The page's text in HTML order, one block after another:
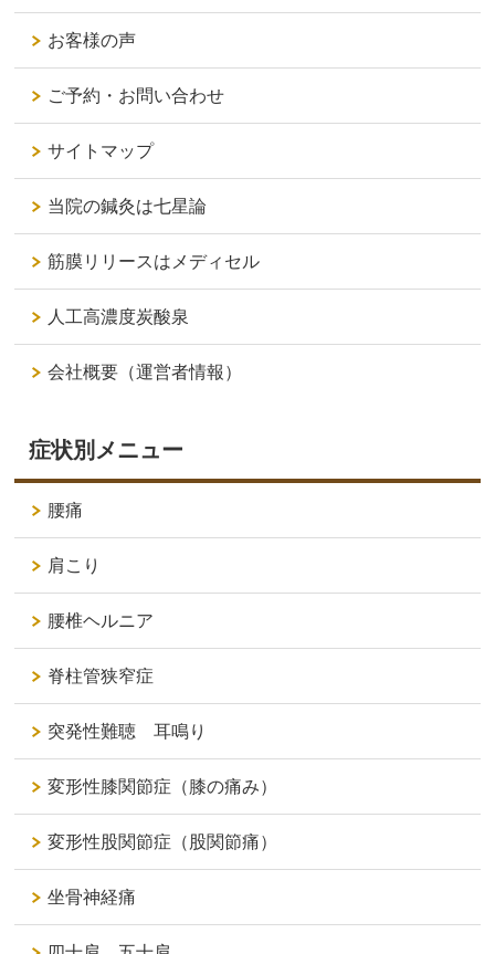
お客様の声
ご予約・お問い合わせ
サイトマップ
当院の鍼灸は七星論
筋膜リリースはメディセル
人工高濃度炭酸泉
会社概要（運営者情報）
症状別メニュー
腰痛
肩こり
腰椎ヘルニア
脊柱管狭窄症
突発性難聴 耳鳴り
変形性膝関節症（膝の痛み）
変形性股関節症（股関節痛）
坐骨神経痛